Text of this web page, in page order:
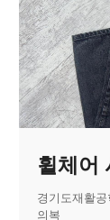
휠체어
경기도재활공
의복